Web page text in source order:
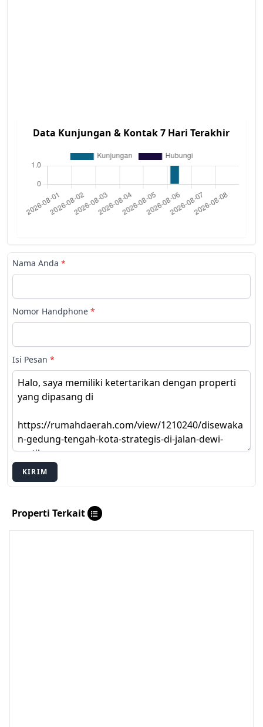
Data Kunjungan & Kontak 7 Hari Terakhir
Nama Anda *
Nomor Handphone *
Isi Pesan *
KIRIM
Properti Terkait